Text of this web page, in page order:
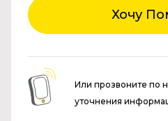
Хочу
Или прозвоните по
уточнения